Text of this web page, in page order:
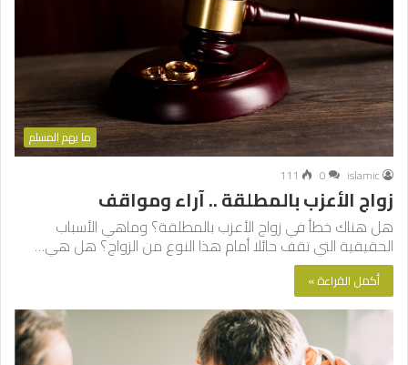
ما يهم المسلم
islamic
0
111
زواج الأعزب بالمطلقة .. آراء ومواقف
هل هناك خطأ في زواج الأعزب بالمطلقة؟ وماهي الأسباب
الحقيقية التي تقف حائلا أمام هذا النوع من الزواج؟ هل هي…
أكمل القراءة »